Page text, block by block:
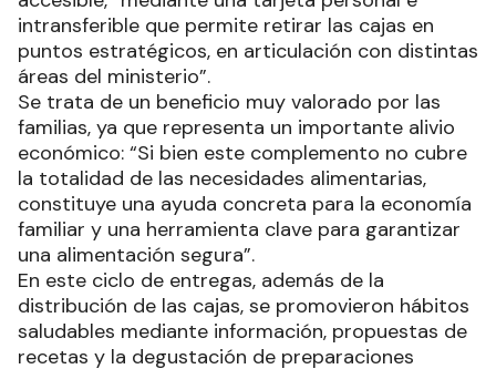
intransferible que permite retirar las cajas en
puntos estratégicos, en articulación con distintas
áreas del ministerio”.
Se trata de un beneficio muy valorado por las
familias, ya que representa un importante alivio
económico: “Si bien este complemento no cubre
la totalidad de las necesidades alimentarias,
constituye una ayuda concreta para la economía
familiar y una herramienta clave para garantizar
una alimentación segura”.
En este ciclo de entregas, además de la
distribución de las cajas, se promovieron hábitos
saludables mediante información, propuestas de
recetas y la degustación de preparaciones